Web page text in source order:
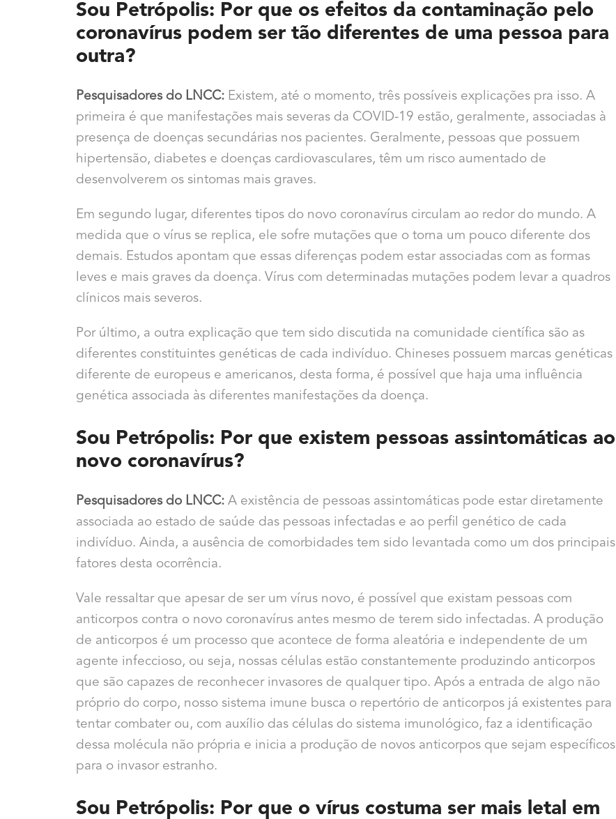
Sou Petrópolis: Por que os efeitos da contaminação pelo
coronavírus podem ser tão diferentes de uma pessoa para
outra?
Pesquisadores do LNCC: Existem, até o momento, três possíveis explicações pra isso. A
primeira é que manifestações mais severas da COVID-19 estão, geralmente, associadas à
presença de doenças secundárias nos pacientes. Geralmente, pessoas que possuem
hipertensão, diabetes e doenças cardiovasculares, têm um risco aumentado de
desenvolverem os sintomas mais graves.
Em segundo lugar, diferentes tipos do novo coronavírus circulam ao redor do mundo. A
medida que o vírus se replica, ele sofre mutações que o torna um pouco diferente dos
demais. Estudos apontam que essas diferenças podem estar associadas com as formas
leves e mais graves da doença. Vírus com determinadas mutações podem levar a quadros
clínicos mais severos.
Por último, a outra explicação que tem sido discutida na comunidade científica são as
diferentes constituintes genéticas de cada indivíduo. Chineses possuem marcas genéticas
diferente de europeus e americanos, desta forma, é possível que haja uma influência
genética associada às diferentes manifestações da doença.
Sou Petrópolis: Por que existem pessoas assintomáticas ao
novo coronavírus?
Pesquisadores do LNCC: A existência de pessoas assintomáticas pode estar diretamente
associada ao estado de saúde das pessoas infectadas e ao perfil genético de cada
indivíduo. Ainda, a ausência de comorbidades tem sido levantada como um dos principais
fatores desta ocorrência.
Vale ressaltar que apesar de ser um vírus novo, é possível que existam pessoas com
anticorpos contra o novo coronavírus antes mesmo de terem sido infectadas. A produção
de anticorpos é um processo que acontece de forma aleatória e independente de um
agente infeccioso, ou seja, nossas células estão constantemente produzindo anticorpos
que são capazes de reconhecer invasores de qualquer tipo. Após a entrada de algo não
próprio do corpo, nosso sistema imune busca o repertório de anticorpos já existentes para
tentar combater ou, com auxílio das células do sistema imunológico, faz a identificação
dessa molécula não própria e inicia a produção de novos anticorpos que sejam específicos
para o invasor estranho.
Sou Petrópolis: Por que o vírus costuma ser mais letal em